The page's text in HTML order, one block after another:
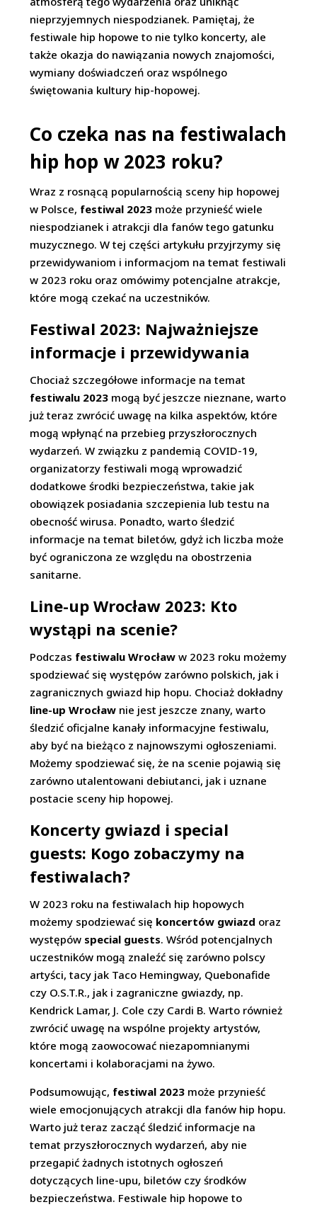
nieprzyjemnych niespodzianek. Pamiętaj, że
festiwale hip hopowe to nie tylko koncerty, ale
także okazja do nawiązania nowych znajomości,
wymiany doświadczeń oraz wspólnego
świętowania kultury hip-hopowej.
Co czeka nas na festiwalach
hip hop w 2023 roku?
Wraz z rosnącą popularnością sceny hip hopowej
w Polsce, festiwal 2023 może przynieść wiele
niespodzianek i atrakcji dla fanów tego gatunku
muzycznego. W tej części artykułu przyjrzymy się
przewidywaniom i informacjom na temat festiwali
w 2023 roku oraz omówimy potencjalne atrakcje,
które mogą czekać na uczestników.
Festiwal 2023: Najważniejsze
informacje i przewidywania
Chociaż szczegółowe informacje na temat
festiwalu 2023 mogą być jeszcze nieznane, warto
już teraz zwrócić uwagę na kilka aspektów, które
mogą wpłynąć na przebieg przyszłorocznych
wydarzeń. W związku z pandemią COVID-19,
organizatorzy festiwali mogą wprowadzić
dodatkowe środki bezpieczeństwa, takie jak
obowiązek posiadania szczepienia lub testu na
obecność wirusa. Ponadto, warto śledzić
informacje na temat biletów, gdyż ich liczba może
być ograniczona ze względu na obostrzenia
sanitarne.
Line-up Wrocław 2023: Kto
wystąpi na scenie?
Podczas festiwalu Wrocław w 2023 roku możemy
spodziewać się występów zarówno polskich, jak i
zagranicznych gwiazd hip hopu. Chociaż dokładny
line-up Wrocław nie jest jeszcze znany, warto
śledzić oficjalne kanały informacyjne festiwalu,
aby być na bieżąco z najnowszymi ogłoszeniami.
Możemy spodziewać się, że na scenie pojawią się
zarówno utalentowani debiutanci, jak i uznane
postacie sceny hip hopowej.
Koncerty gwiazd i special
guests: Kogo zobaczymy na
festiwalach?
W 2023 roku na festiwalach hip hopowych
możemy spodziewać się koncertów gwiazd oraz
występów special guests. Wśród potencjalnych
uczestników mogą znaleźć się zarówno polscy
artyści, tacy jak Taco Hemingway, Quebonafide
czy O.S.T.R., jak i zagraniczne gwiazdy, np.
Kendrick Lamar, J. Cole czy Cardi B. Warto również
zwrócić uwagę na wspólne projekty artystów,
które mogą zaowocować niezapomnianymi
koncertami i kolaboracjami na żywo.
Podsumowując, festiwal 2023 może przynieść
wiele emocjonujących atrakcji dla fanów hip hopu.
Warto już teraz zacząć śledzić informacje na
temat przyszłorocznych wydarzeń, aby nie
przegapić żadnych istotnych ogłoszeń
dotyczących line-upu, biletów czy środków
bezpieczeństwa. Festiwale hip hopowe to